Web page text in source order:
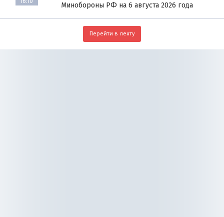
Минобороны РФ на 6 августа 2026 года
Перейти в ленту